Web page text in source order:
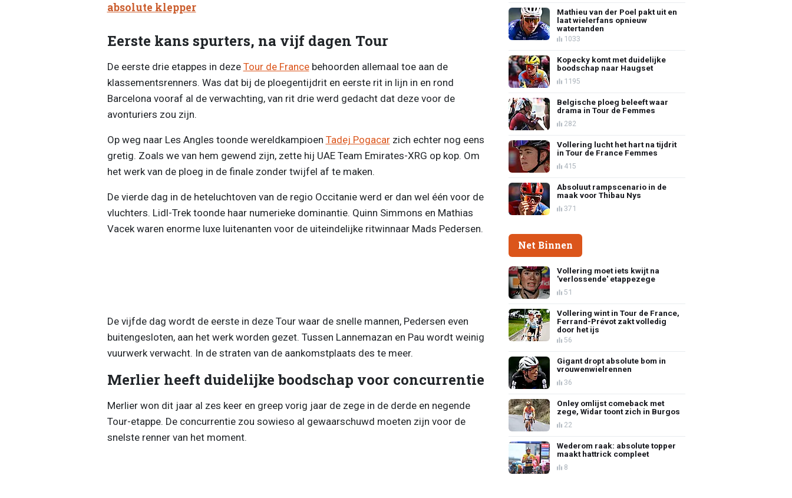
absolute klepper
Eerste kans spurters, na vijf dagen Tour
De eerste drie etappes in deze Tour de Francebehoorden allemaal toe aan de
klassementsrenners. Was dat bij de ploegentijdrit en eerste rit in lijn in en rond
Barcelona vooraf al de verwachting, van rit drie werd gedacht dat deze voor de
avonturiers zou zijn.
Op weg naar Les Angles toonde wereldkampioen Tadej Pogacarzich echter nog eens
gretig. Zoals we van hem gewend zijn, zette hij UAE Team Emirates-XRG op kop. Om
het werk van de ploeg in de finale zonder twijfel af te maken.
De vierde dag in de heteluchtoven van de regio Occitanie werd er dan wel één voor de
vluchters. Lidl-Trek toonde haar numerieke dominantie. Quinn Simmons en Mathias
Vacek waren enorme luxe luitenanten voor de uiteindelijke ritwinnaar Mads Pedersen.
De vijfde dag wordt de eerste in deze Tour waar de snelle mannen, Pedersen even
buitengesloten, aan het werk worden gezet. Tussen Lannemazan en Pau wordt weinig
vuurwerk verwacht. In de straten van de aankomstplaats des te meer.
Merlier heeft duidelijke boodschap voor concurrentie
Merlier won dit jaar al zes keer en greep vorig jaar de zege in de derde en negende
Tour-etappe. De concurrentie zou sowieso al gewaarschuwd moeten zijn voor de
snelste renner van het moment.
Mathieu van der Poel pakt uit en
laat wielerfans opnieuw
watertanden
1033
Kopecky komt met duidelijke
boodschap naar Haugset
1195
Belgische ploeg beleeft waar
drama in Tour de Femmes
282
Vollering lucht het hart na tijdrit
in Tour de France Femmes
415
Absoluut rampscenario in de
maak voor Thibau Nys
371
Net Binnen
Vollering moet iets kwijt na
'verlossende' etappezege
51
Vollering wint in Tour de France,
Ferrand-Prévot zakt volledig
door het ijs
56
Gigant dropt absolute bom in
vrouwenwielrennen
36
Onley omlijst comeback met
zege, Widar toont zich in Burgos
22
Wederom raak: absolute topper
maakt hattrick compleet
8